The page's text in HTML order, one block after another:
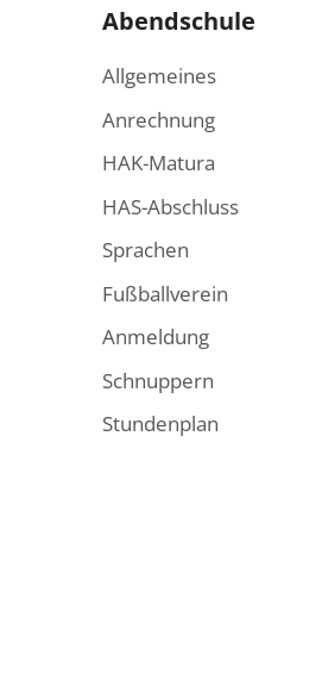
Abendschule
Allgemeines
Anrechnung
HAK-Matura
HAS-Abschluss
Sprachen
Fußballverein
Anmeldung
Schnuppern
Stundenplan